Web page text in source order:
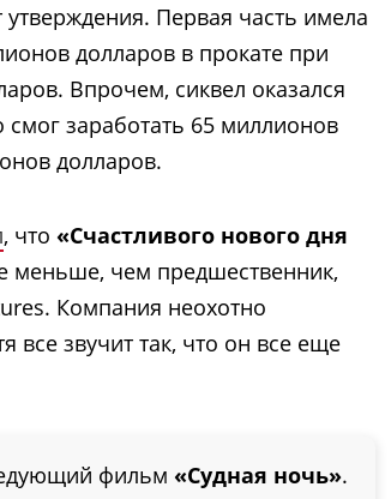
Первая часть имела
долларов в прокате при
Впрочем, сиквел оказался
заработать 65 миллионов
долларов.
, что «Счастливого нового дня
меньше, чем предшественник,
Компания неохотно
все звучит так, что он все еще
фильм «Судная ночь».